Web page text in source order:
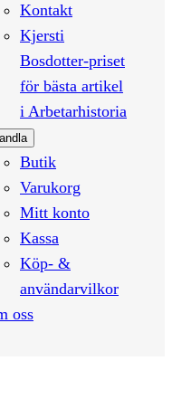
Kontakt
Kjersti
Bosdotter-priset
för bästa artikel
i Arbetarhistoria
Butik
Varukorg
Mitt konto
Kassa
Köp- &
användarvilkor
oss